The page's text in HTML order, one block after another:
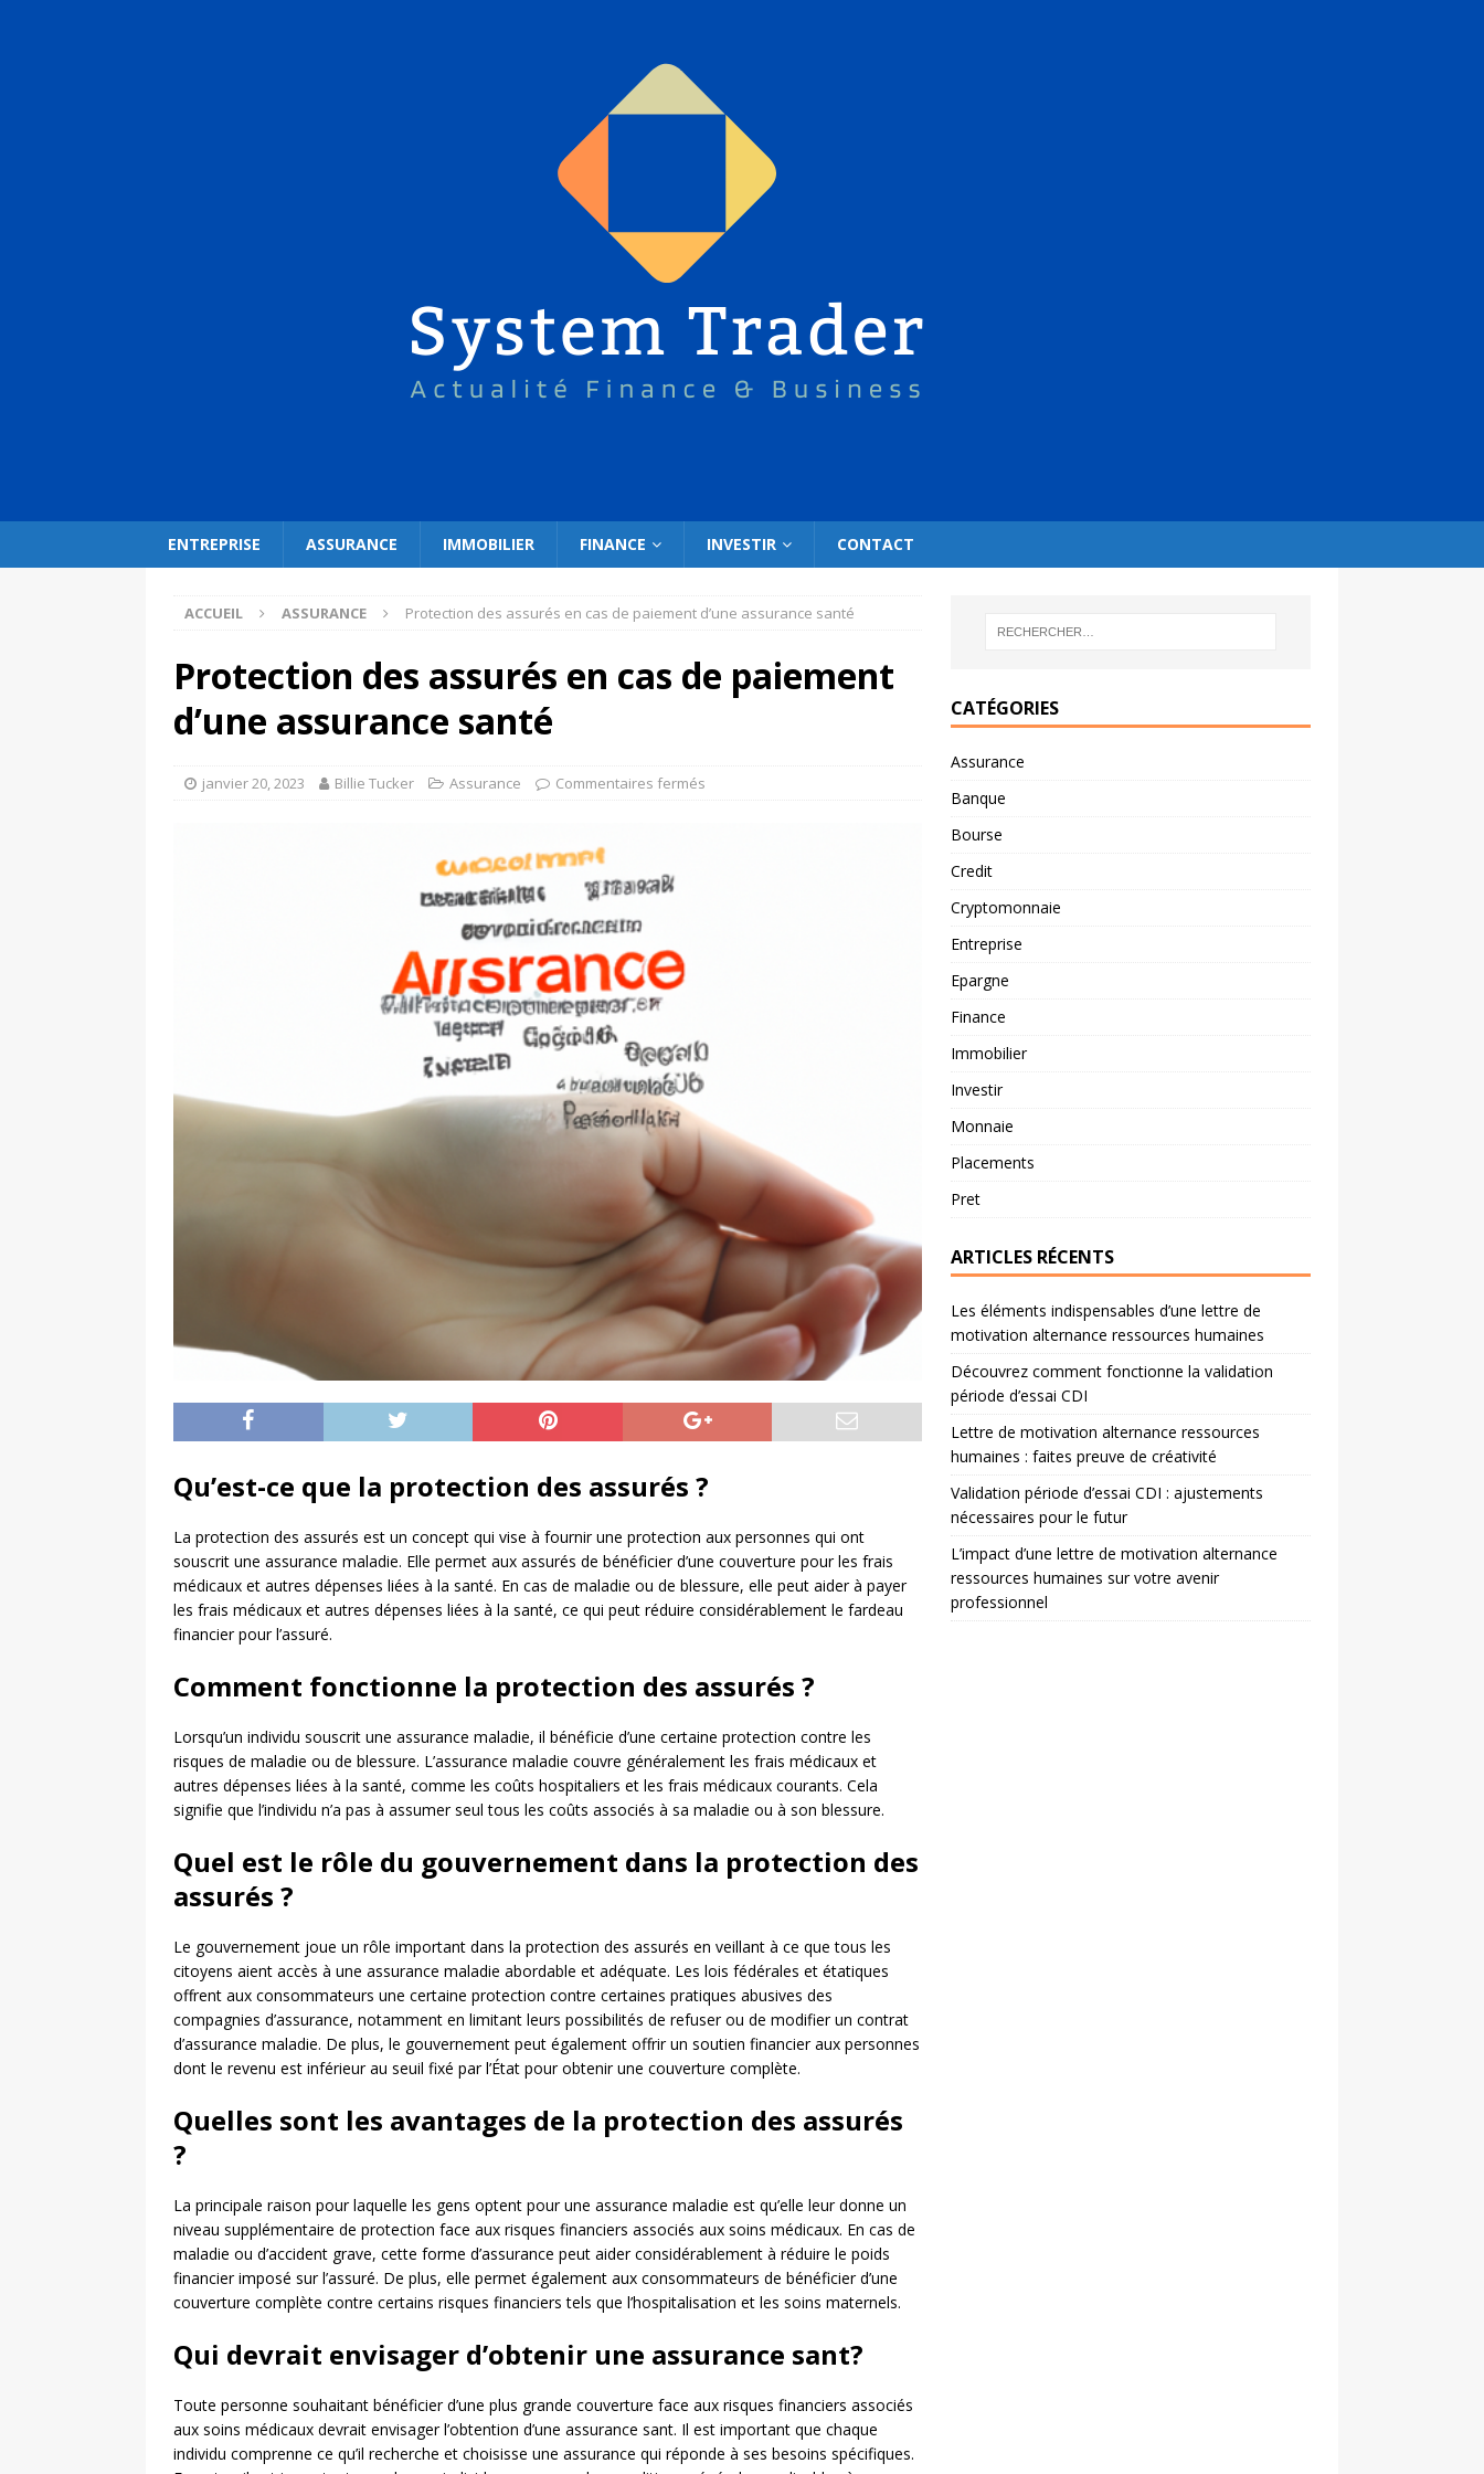
ENTREPRISE ASSURANCE IMMOBILIER FINANCE INVESTIR CONTACT
ACCUEIL ASSURANCE Protection des assurés en cas de paiement d’une assurance santé
Protection des assurés en cas de paiement
d’une assurance santé
janvier 20, 2023 Billie Tucker Assurance Commentaires fermés
Qu’est-ce que la protection des assurés ?
La protection des assurés est un concept qui vise à fournir une protection aux personnes qui ont
souscrit une assurance maladie. Elle permet aux assurés de bénéficier d’une couverture pour les frais
médicaux et autres dépenses liées à la santé. En cas de maladie ou de blessure, elle peut aider à payer
les frais médicaux et autres dépenses liées à la santé, ce qui peut réduire considérablement le fardeau
financier pour l’assuré.
Comment fonctionne la protection des assurés ?
Lorsqu’un individu souscrit une assurance maladie, il bénéficie d’une certaine protection contre les
risques de maladie ou de blessure. L’assurance maladie couvre généralement les frais médicaux et
autres dépenses liées à la santé, comme les coûts hospitaliers et les frais médicaux courants. Cela
signifie que l’individu n’a pas à assumer seul tous les coûts associés à sa maladie ou à son blessure.
Quel est le rôle du gouvernement dans la protection des
assurés ?
Le gouvernement joue un rôle important dans la protection des assurés en veillant à ce que tous les
citoyens aient accès à une assurance maladie abordable et adéquate. Les lois fédérales et étatiques
offrent aux consommateurs une certaine protection contre certaines pratiques abusives des
compagnies d’assurance, notamment en limitant leurs possibilités de refuser ou de modifier un contrat
d’assurance maladie. De plus, le gouvernement peut également offrir un soutien financier aux personnes
dont le revenu est inférieur au seuil fixé par l’État pour obtenir une couverture complète.
Quelles sont les avantages de la protection des assurés
?
La principale raison pour laquelle les gens optent pour une assurance maladie est qu’elle leur donne un
niveau supplémentaire de protection face aux risques financiers associés aux soins médicaux. En cas de
maladie ou d’accident grave, cette forme d’assurance peut aider considérablement à réduire le poids
financier imposé sur l’assuré. De plus, elle permet également aux consommateurs de bénéficier d’une
couverture complète contre certains risques financiers tels que l’hospitalisation et les soins maternels.
Qui devrait envisager d’obtenir une assurance sant?
Toute personne souhaitant bénéficier d’une plus grande couverture face aux risques financiers associés
aux soins médicaux devrait envisager l’obtention d’une assurance sant. Il est important que chaque
individu comprenne ce qu’il recherche et choisisse une assurance qui réponde à ses besoins spécifiques.
CATÉGORIES
Assurance
Banque
Bourse
Credit
Cryptomonnaie
Entreprise
Epargne
Finance
Immobilier
Investir
Monnaie
Placements
Pret
ARTICLES RÉCENTS
Les éléments indispensables d’une lettre de
motivation alternance ressources humaines
Découvrez comment fonctionne la validation
période d’essai CDI
Lettre de motivation alternance ressources
humaines : faites preuve de créativité
Validation période d’essai CDI : ajustements
nécessaires pour le futur
L’impact d’une lettre de motivation alternance
ressources humaines sur votre avenir
professionnel